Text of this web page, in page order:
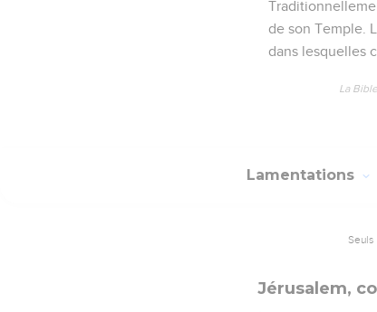
de son Temple.
dans lesquelles
La
Lamentations
Seuls
Jérusalem,